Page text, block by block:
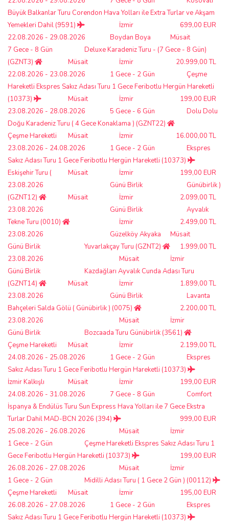
Büyük Balkanlar Turu Corendon Hava Yolları ile Extra Turlar ve Akşam
Yemekleri Dahil (9591)
699,00 EUR
İzmir
Müsait
22.08.2026 - 29.08.2026
7 Gece - 8 Gün
Boydan Boya
Deluxe Karadeniz Turu - (7 Gece - 8 Gün)
(GZNT3)
20.999,00 TL
İzmir
Müsait
22.08.2026 - 23.08.2026
1 Gece - 2 Gün
Çeşme
Hareketli Ekspres Sakız Adası Turu 1 Gece Feribotlu Hergün Hareketli
(10373)
199,00 EUR
İzmir
Müsait
23.08.2026 - 28.08.2026
5 Gece - 6 Gün
Dolu Dolu
Doğu Karadeniz Turu ( 4 Gece Konaklama ) (GZNT22)
16.000,00 TL
İzmir
Müsait
23.08.2026 - 24.08.2026
1 Gece - 2 Gün
Çeşme Hareketli
Ekspres
Sakız Adası Turu 1 Gece Feribotlu Hergün Hareketli (10373)
199,00 EUR
İzmir
Müsait
23.08.2026
Günü Birlik
Eskişehir Turu (
Günübirlik )
(GZNT12)
2.099,00 TL
İzmir
Müsait
23.08.2026
Günü Birlik
Ayvalık
Tekne Turu (0010)
2.499,00 TL
İzmir
Müsait
23.08.2026
Günü Birlik
Güzelköy Akyaka
Yuvarlakçay Turu (GZNT2)
1.999,00 TL
İzmir
Müsait
23.08.2026
Günü Birlik
Kazdağları Ayvalık Cunda Adası Turu
(GZNT14)
1.899,00 TL
İzmir
Müsait
23.08.2026
Günü Birlik
Lavanta
Bahçeleri Salda Gölü ( Günübirlik ) (0075)
2.200,00 TL
İzmir
Müsait
23.08.2026
Günü Birlik
Bozcaada Turu Günübirlik (3561)
2.199,00 TL
İzmir
Müsait
24.08.2026 - 25.08.2026
1 Gece - 2 Gün
Çeşme Hareketli
Ekspres
Sakız Adası Turu 1 Gece Feribotlu Hergün Hareketli (10373)
199,00 EUR
İzmir
Müsait
24.08.2026 - 31.08.2026
7 Gece - 8 Gün
İzmir Kalkışlı
Comfort
İspanya & Endülüs Turu Sun Express Hava Yolları ile 7 Gece Ekstra
Turlar Dahil MAD-BCN 2026 (394)
999,00 EUR
İzmir
Müsait
25.08.2026 - 26.08.2026
1 Gece - 2 Gün
Çeşme Hareketli Ekspres Sakız Adası Turu 1
Gece Feribotlu Hergün Hareketli (10373)
199,00 EUR
İzmir
Müsait
26.08.2026 - 27.08.2026
1 Gece - 2 Gün
Midilli Adası Turu ( 1 Gece 2 Gün ) (00112)
195,00 EUR
İzmir
Müsait
26.08.2026 - 27.08.2026
1 Gece - 2 Gün
Çeşme Hareketli
Ekspres
Sakız Adası Turu 1 Gece Feribotlu Hergün Hareketli (10373)